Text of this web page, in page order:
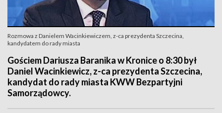
Rozmowa z Danielem Wacinkiewiczem, z-ca prezydenta Szczecina,
kandydatem do rady miasta
Gościem Dariusza Baranika w Kronice o 8:30 był
Daniel Wacinkiewicz, z-ca prezydenta Szczecina,
kandydat do rady miasta KWW Bezpartyjni
Samorządowcy.